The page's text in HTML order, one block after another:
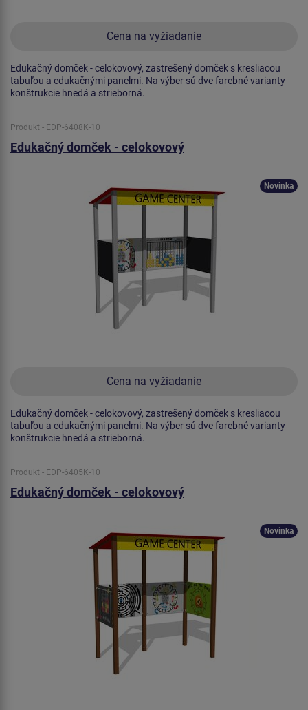
Cena na vyžiadanie
Edukačný domček - celokovový, zastrešený domček s kresliacou
tabuľou a edukačnými panelmi. Na výber sú dve farebné varianty
konštrukcie hnedá a strieborná.
Produkt - EDP-6408K-10
Edukačný domček - celokovový
Cena na vyžiadanie
Novinka
Edukačný domček - celokovový, zastrešený domček s kresliacou
tabuľou a edukačnými panelmi. Na výber sú dve farebné varianty
konštrukcie hnedá a strieborná.
Produkt - EDP-6405K-10
Edukačný domček - celokovový
Novinka